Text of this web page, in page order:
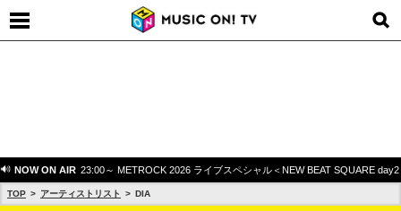
NOW ON AIR 23:00～ METROCK 2026 ライブスペシャル＜NEW BEAT SQUARE day2
TOP アーティストリスト DIA